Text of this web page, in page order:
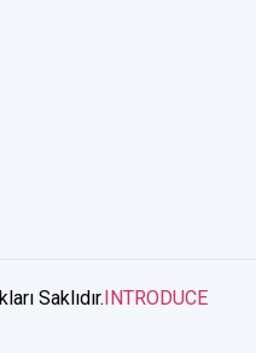
Saklıdır.INTRODUCE